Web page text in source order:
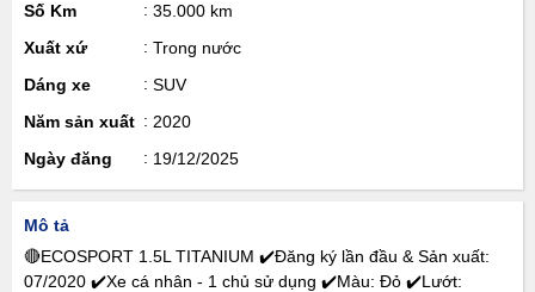
Số Km
35.000 km
Xuất xứ
Trong nước
Dáng xe
SUV
Năm sản xuất
2020
Ngày đăng
19/12/2025
Mô tả
🔴ECOSPORT 1.5L TITANIUM ✔️Đăng ký lần đầu & Sản xuất:
07/2020 ✔️Xe cá nhân - 1 chủ sử dụng ✔️Màu: Đỏ ✔️Lướt: